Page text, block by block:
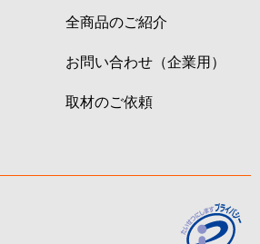
全商品のご紹介
お問い合わせ（企業用）
取材のご依頼